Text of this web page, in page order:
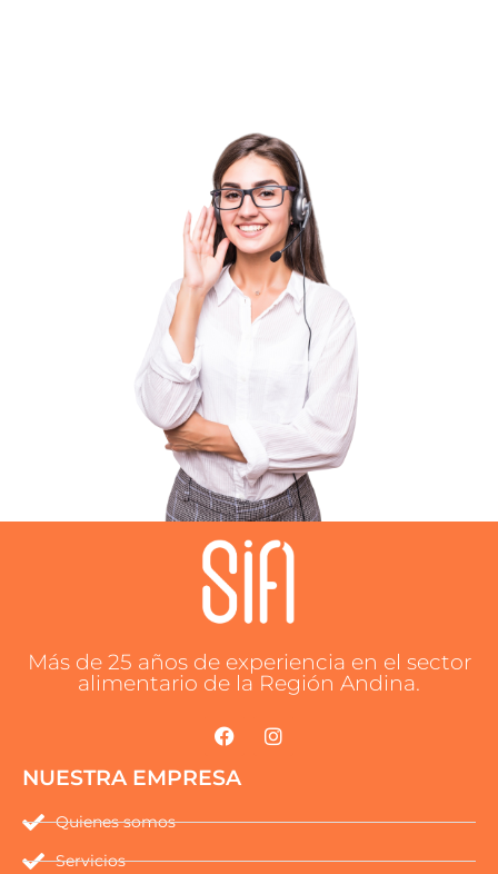
Más de 25 años de experiencia en el sector
alimentario de la Región Andina.
NUESTRA EMPRESA
Quienes somos
Servicios